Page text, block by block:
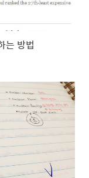
는 방법